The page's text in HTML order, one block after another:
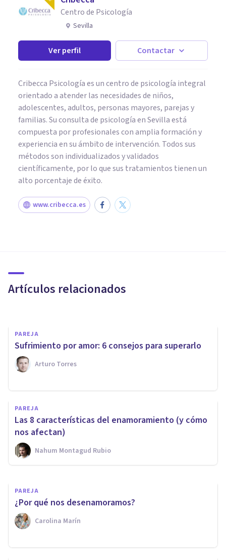
Centro de Psicología
Sevilla
Ver perfil Contactar
Cribecca Psicología es un centro de psicología integral
orientado a atender las necesidades de niños,
adolescentes, adultos, personas mayores, parejas y
familias. Su consulta de psicología en Sevilla está
compuesta por profesionales con amplia formación y
experiencia en su ámbito de intervención. Todos sus
métodos son individualizados y validados
científicamente, por lo que sus tratamientos tienen un
alto porcentaje de éxito.
www.cribecca.es
Artículos relacionados
los problemas de pareja?
PAREJA
Sufrimiento por amor: 6 consejos para superarlo
Arturo Torres
PAREJA
Las 8 características del enamoramiento (y cómo
nos afectan)
Nahum Montagud Rubio
'Habla ya con PsiChat',
también en los conflictos de
pareja
Psichat
PAREJA
¿Por qué nos desenamoramos?
Carolina Marín